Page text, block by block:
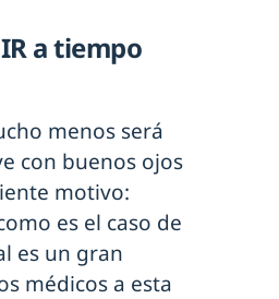
a tiempo
menos será
con buenos ojos
motivo:
es el caso de
es un gran
médicos a esta